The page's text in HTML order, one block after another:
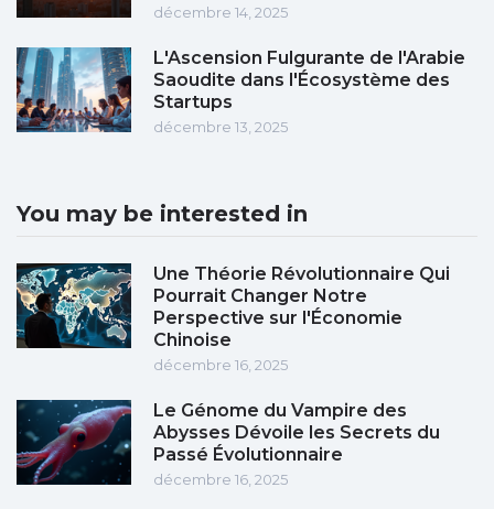
décembre 14, 2025
L'Ascension Fulgurante de l'Arabie
Saoudite dans l'Écosystème des
Startups
décembre 13, 2025
You may be interested in
Une Théorie Révolutionnaire Qui
Pourrait Changer Notre
Perspective sur l'Économie
Chinoise
décembre 16, 2025
Le Génome du Vampire des
Abysses Dévoile les Secrets du
Passé Évolutionnaire
décembre 16, 2025